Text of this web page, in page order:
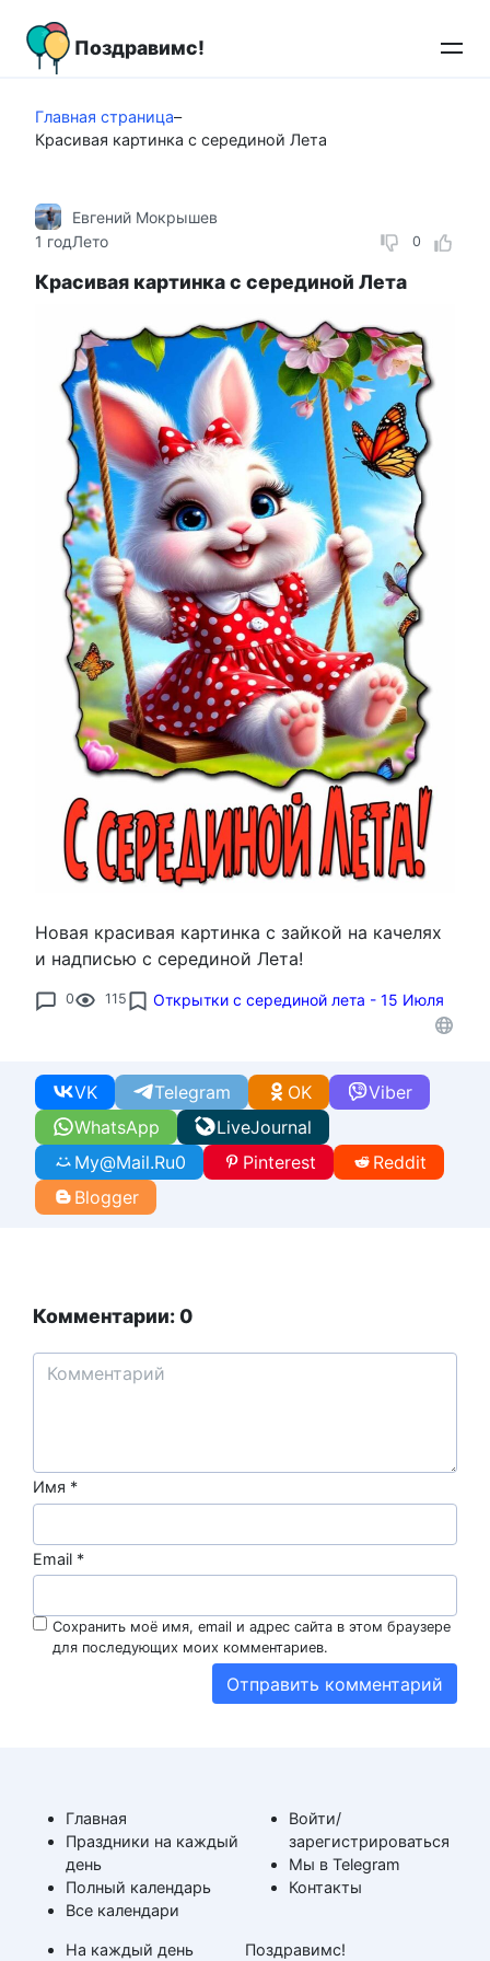
контенту
Поздравимс!
Главная страница–
Красивая картинка с серединой Лета
0
Евгений Мокрышев
1 годЛето
Красивая картинка с серединой Лета
Новая красивая картинка с зайкой на качелях
и надписью с серединой Лета!
0 115 Открытки с серединой лета - 15 Июля
WhatsApp
VK Telegram Viber
OK
LiveJournal
My@Mail.Ru0 Pinterest
Reddit
Blogger
Комментарии: 0
Имя *
Email *
Сохранить моё имя, email и адрес сайта в этом браузере
для последующих моих комментариев.
Главная
Праздники на каждый
день
Полный календарь
Все календари
На каждый день
Войти/
зарегистрироваться
Мы в Telegram
Контакты
Поздравимс!